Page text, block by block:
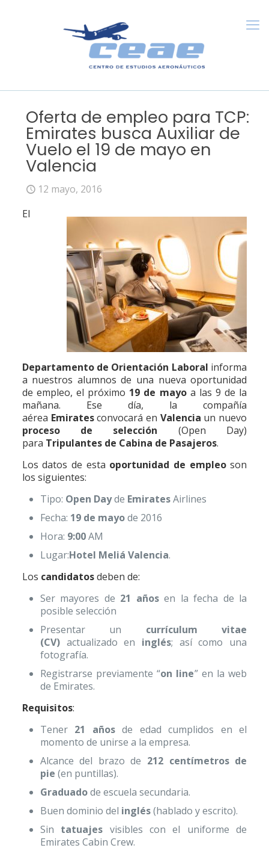
Oferta de empleo para TCP:
Emirates busca Auxiliar de
Vuelo el 19 de mayo en
Valencia
12 mayo, 2016
El
Departamento de Orientación Laboral informa
a nuestros alumnos de una nueva oportunidad
de empleo, el próximo 19 de mayoa las 9 de la
mañana. Ese día, la compañía
aérea Emiratesconvocará en Valencia un nuevo
proceso de selección (Open Day)
para Tripulantes de Cabina de Pasajeros.
Los datos de esta oportunidad de empleoson
los siguientes:
Tipo: Open Dayde EmiratesAirlines
Fecha: 19 de mayode 2016
Hora: 9:00AM
Lugar:Hotel Meliá Valencia.
Los candidatosdeben de:
Ser mayores de 21 añosen la fecha de la
posible selección
Presentar un currículum vitae
(CV) actualizado en inglés; así como una
fotografía.
Registrarse previamente “on line” en la web
de Emirates.
Requisitos:
Tener 21 añosde edad cumplidos en el
momento de unirse a la empresa.
Alcance del brazo de 212 centímetros de
pie (en puntillas).
Graduadode escuela secundaria.
Buen dominio del inglés(hablado y escrito).
Sin tatuajes visibles con el uniforme de
Emirates Cabin Crew.